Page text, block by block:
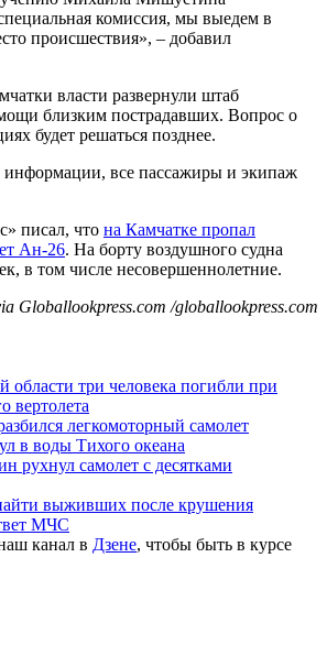
комиссия, мы выедем в
происшествия», – добавил
власти развернули штаб
близким пострадавших. Вопрос о
будет решаться позднее.
информации, все пассажиры и экипаж
писал, что на Камчатке пропал
Ан-26. На борту воздушного судна
в том числе несовершеннолетние.
Globallookpress.com /globallookpress.com
области три человека погибли при
вертолета
легкомоторный самолет
в воды Тихого океана
рухнул самолет с десятками
выживших после крушения
МЧС
канал в Дзене, чтобы быть в курсе